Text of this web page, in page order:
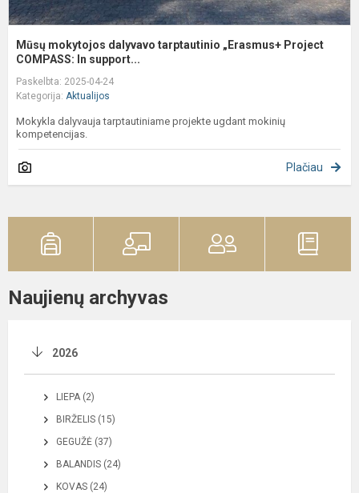
Mūsų mokytojos dalyvavo tarptautinio „Erasmus+ Project
COMPASS: In support...
Paskelbta: 2025-04-24
Kategorija: Aktualijos
Mokykla dalyvauja tarptautiniame projekte ugdant mokinių
kompetencijas.
Plačiau
Naujienų archyvas
2026
LIEPA (2)
BIRŽELIS (15)
GEGUŽĖ (37)
BALANDIS (24)
KOVAS (24)